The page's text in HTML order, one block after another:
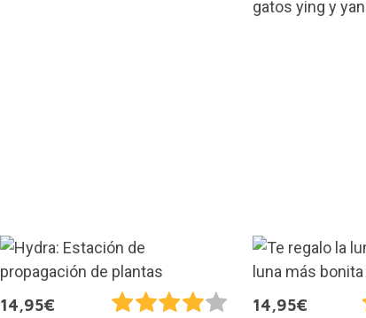
gatos ying y
14,95€
14,95€